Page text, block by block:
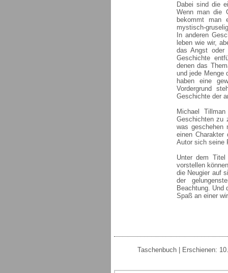
Dabei sind die
Wenn man die
bekommt man
mystisch-
In anderen
leben wie wir,
das Angst oder
Geschichte
denen das
und jede Menge
haben eine
Vordergrund
Geschichte der
Michael
Geschichten zu
was geschehen
einen
Autor sich seine
Unter dem
vorstellen
die Neugier auf
der
Beachtung. Und
Spaß an einer
Taschenbuch | Erschienen: